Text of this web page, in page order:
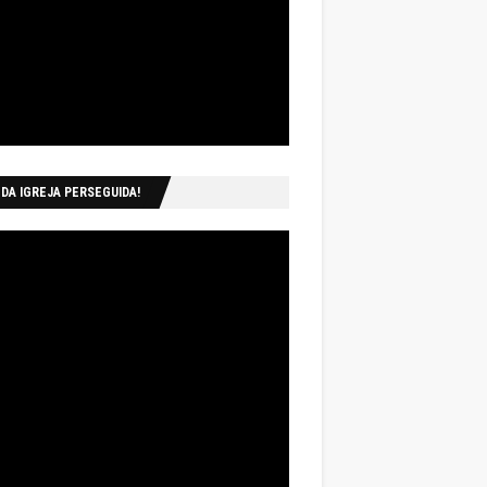
IGREJA PERSEGUIDA!